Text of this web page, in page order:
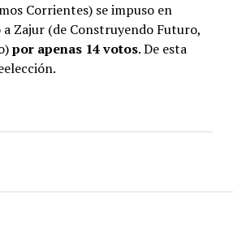
Corrientes) se impuso en
a Zajur (de Construyendo Futuro,
por apenas 14 votos. De esta